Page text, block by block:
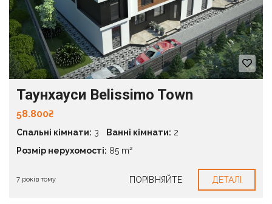
Таунхауси Belissimo Town
58.800₴
Спальні кімнати: 3 Ванні кімнати: 2
Розмір нерухомості: 85 m²
7 років тому ПОРІВНЯЙТЕ ДЕТАЛІ